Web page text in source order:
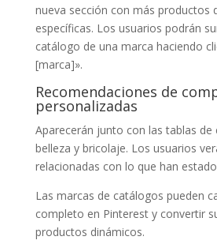
nueva sección con más productos
específicas. Los usuarios podrán
catálogo de una marca haciendo
[marca]».
Recomendaciones de
personalizadas
Aparecerán junto con las tablas de
belleza y bricolaje. Los usuarios
relacionadas con lo que han
Las marcas de catálogos pueden
completo en Pinterest y convertir
productos dinámicos.